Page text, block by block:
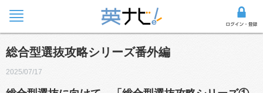
総合型選抜攻略シリーズ番外編
2025/07/17